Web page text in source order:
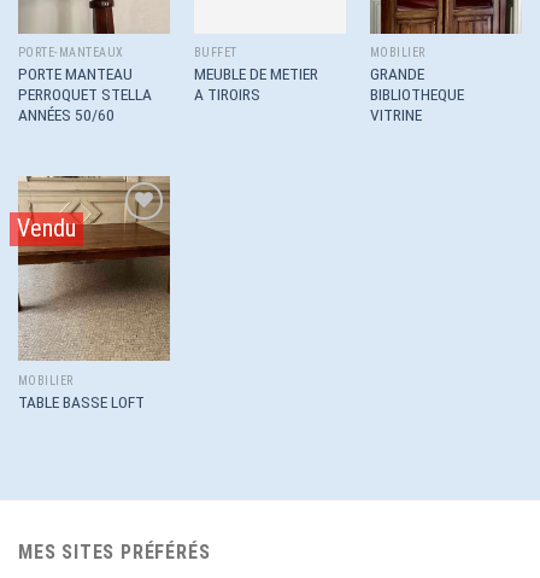
PORTE-MANTEAUX
PORTE MANTEAU
PERROQUET STELLA
ANNÉES 50/60
BUFFET
MEUBLE DE METIER
A TIROIRS
MOBILIER
GRANDE
BIBLIOTHEQUE
VITRINE
Vendu
à la
MOBILIER
TABLE BASSE LOFT
MES SITES PRÉFÉRÉS